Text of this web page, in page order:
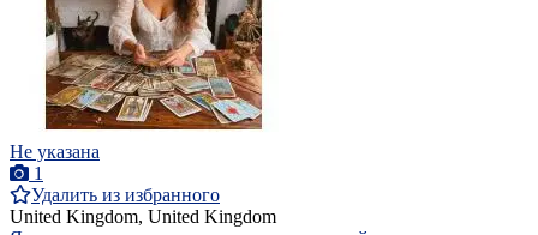
Не указана
1
Удалить из избранного
United Kingdom, United Kingdom